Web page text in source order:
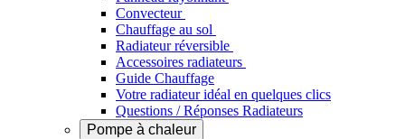
Convecteur
Chauffage au sol
Radiateur réversible
Accessoires radiateurs
Guide Chauffage
Votre radiateur idéal en quelques clics
Questions / Réponses Radiateurs
Pompe à chaleur